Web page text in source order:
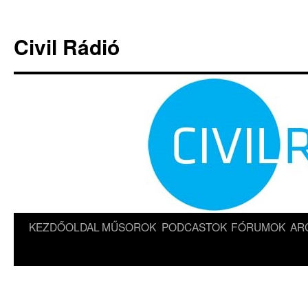
tartalomba
Civil Rádió
KEZDŐOLDAL MŰSOROK PODCASTOK FÓRUMOK